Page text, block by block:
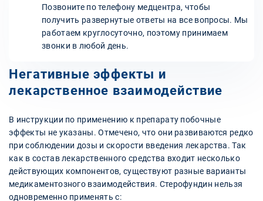
Позвоните по телефону медцентра, чтобы
получить развернутые ответы на все вопросы. Мы
работаем круглосуточно, поэтому принимаем
звонки в любой день.
Негативные эффекты и
лекарственное взаимодействие
В инструкции по применению к препарату побочные
эффекты не указаны. Отмечено, что они развиваются редко
при соблюдении дозы и скорости введения лекарства. Так
как в состав лекарственного средства входит несколько
действующих компонентов, существуют разные варианты
медикаментозного взаимодействия. Стерофундин нельзя
одновременно применять с: